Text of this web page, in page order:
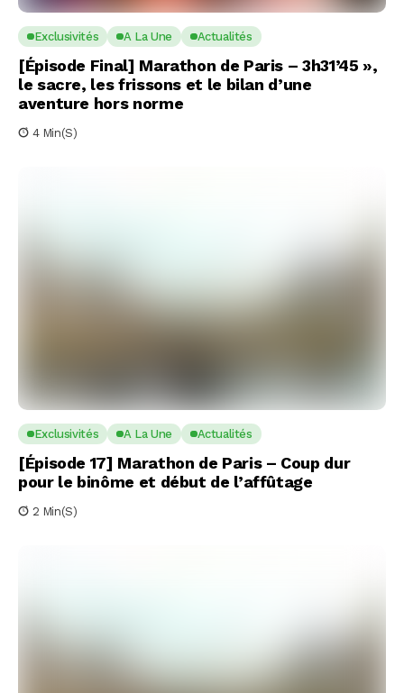
Exclusivités A La Une Actualités
[Épisode Final] Marathon de Paris – 3h31’45 »,
le sacre, les frissons et le bilan d’une
aventure hors norme
4 Min(s)
Exclusivités A La Une Actualités
[Épisode 17] Marathon de Paris – Coup dur
pour le binôme et début de l’affûtage
2 Min(s)